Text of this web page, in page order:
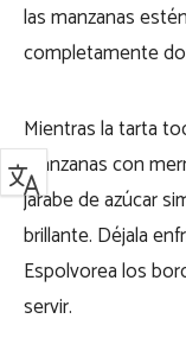
las manzanas
completamente
Mientras la tarta
manzanas con
jarabe de azúcar
brillante. Déjala
Espolvorea los
servir.